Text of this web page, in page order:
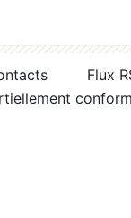
Flux